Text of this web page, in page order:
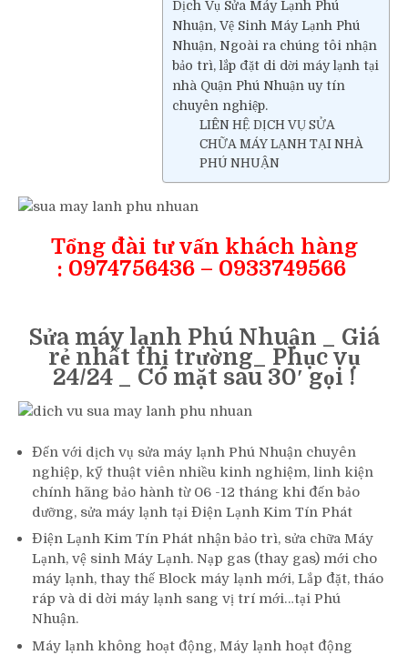
Dịch Vụ Sửa Máy Lạnh Phú
Nhuận, Vệ Sinh Máy Lạnh Phú
Nhuận, Ngoài ra chúng tôi nhận
bảo trì, lắp đặt di dời máy lạnh tại
nhà Quận Phú Nhuận uy tín
chuyên nghiệp.
LIÊN HỆ DỊCH VỤ SỬA
CHỮA MÁY LẠNH TẠI NHÀ
PHÚ NHUẬN
Tổng đài tư vấn khách hàng
: 0974756436 – 0933749566
Sửa máy lạnh Phú Nhuận _ Giá
rẻ nhất thị trường_ Phục vụ
24/24 _ Có mặt sau 30′ gọi !
Đến với dịch vụ sửa máy lạnh Phú Nhuận chuyên
nghiệp, kỹ thuật viên nhiều kinh nghiệm, linh kiện
chính hãng bảo hành từ 06 -12 tháng khi đến bảo
dưỡng, sửa máy lạnh tại Điện Lạnh Kim Tín Phát
Điện Lạnh Kim Tín Phát nhận bảo trì, sửa chữa Máy
Lạnh, vệ sinh Máy Lạnh. Nạp gas (thay gas) mới cho
máy lạnh, thay thế Block máy lạnh mới, Lắp đặt, tháo
ráp và di dời máy lạnh sang vị trí mới…tại Phú
Nhuận.
Máy lạnh không hoạt động, Máy lạnh hoạt động